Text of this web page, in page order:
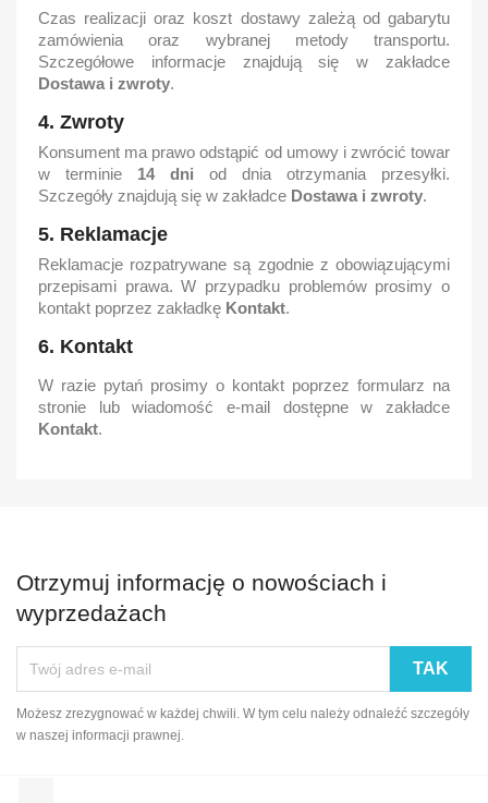
Czas realizacji oraz koszt dostawy zależą od gabarytu
zamówienia oraz wybranej metody transportu.
Szczegółowe informacje znajdują się w zakładce
Dostawa i zwroty.
4. Zwroty
Konsument ma prawo odstąpić od umowy i zwrócić towar
w terminie 14 dni od dnia otrzymania przesyłki.
Szczegóły znajdują się w zakładce Dostawa i zwroty.
5. Reklamacje
Reklamacje rozpatrywane są zgodnie z obowiązującymi
przepisami prawa. W przypadku problemów prosimy o
kontakt poprzez zakładkę Kontakt.
6. Kontakt
W razie pytań prosimy o kontakt poprzez formularz na
stronie lub wiadomość e-mail dostępne w zakładce
Kontakt.
Otrzymuj informację o nowościach i
wyprzedażach
Możesz zrezygnować w każdej chwili. W tym celu należy odnaleźć szczegóły
w naszej informacji prawnej.